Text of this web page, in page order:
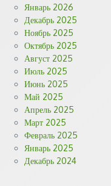
Январь 2026
Декабрь 2025
Ноябрь 2025
Октябрь 2025
Август 2025
Июль 2025
Июнь 2025
Май 2025
Апрель 2025
Март 2025
Февраль 2025
Январь 2025
Декабрь 2024